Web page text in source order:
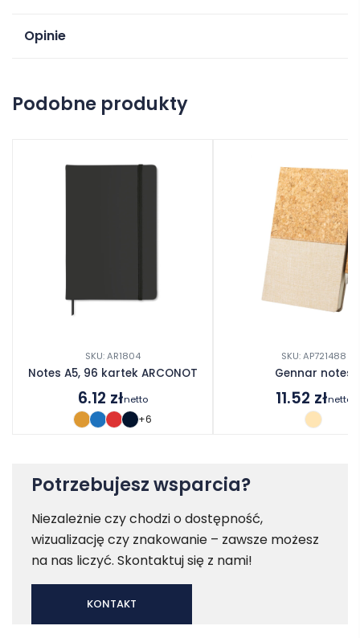
Opinie
Podobne produkty
SKU: AR1804
Notes A5, 96 kartek ARCONOT
6.12 złnetto
+6
SKU: AP721488
Gennar notes
11.52 złnetto
Potrzebujesz wsparcia?
Niezależnie czy chodzi o dostępność,
wizualizację czy znakowanie – zawsze możesz
na nas liczyć. Skontaktuj się z nami!
KONTAKT